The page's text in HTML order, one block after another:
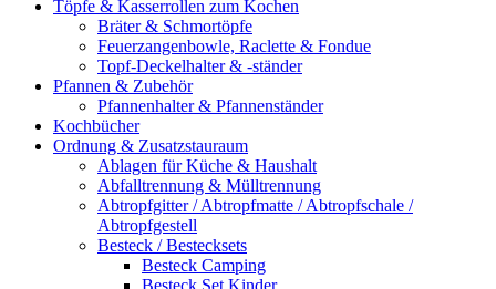
Töpfe & Kasserrollen zum Kochen
Bräter & Schmortöpfe
Feuerzangenbowle, Raclette & Fondue
Topf-Deckelhalter & -ständer
Pfannen & Zubehör
Pfannenhalter & Pfannenständer
Kochbücher
Ordnung & Zusatzstauraum
Ablagen für Küche & Haushalt
Abfalltrennung & Mülltrennung
Abtropfgitter / Abtropfmatte / Abtropfschale /
Abtropfgestell
Besteck / Bestecksets
Besteck Camping
Besteck Set Kinder